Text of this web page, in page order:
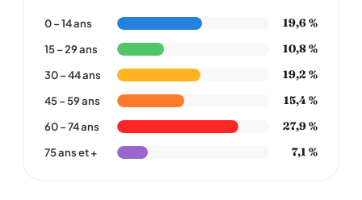
0 – 14 ans 19,6 %
15 – 29 ans 10,8 %
30 – 44 ans 19,2 %
45 – 59 ans 15,4 %
60 – 74 ans 27,9 %
75 ans et + 7,1 %